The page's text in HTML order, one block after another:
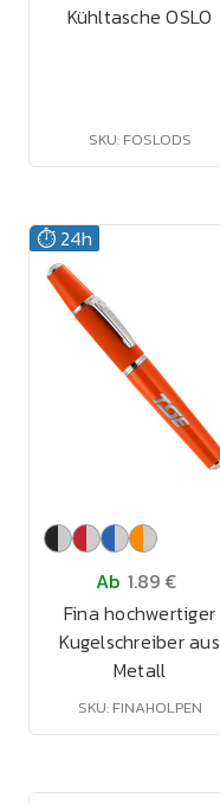
Kühltasche OSLO
SKU: FOSLODS
⏱️ 24h
Ab 1.89 €
Fina hochwertiger
Kugelschreiber aus
Metall
SKU: FINAHOLPEN